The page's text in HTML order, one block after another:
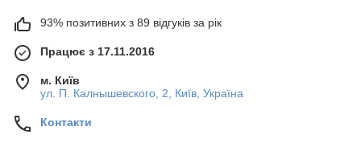
93% позитивних з 89 відгуків за рік
Працює з 17.11.2016
м. Київ
ул. П. Калнышевского, 2, Київ, Україна
Контакти